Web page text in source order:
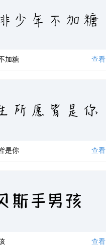
少年不加糖
加糖 查看
所愿皆是你
是你 查看
斯手男孩
查看